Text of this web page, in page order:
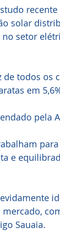
solar
setor
de todos os
em
pela
e
Sauaia.